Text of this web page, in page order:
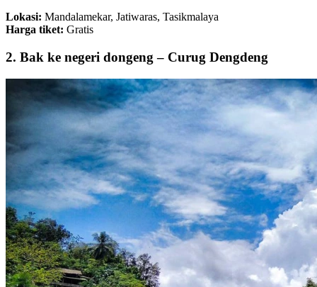
Lokasi: Mandalamekar, Jatiwaras, Tasikmalaya
Harga tiket: Gratis
2. Bak ke negeri dongeng – Curug Dengdeng